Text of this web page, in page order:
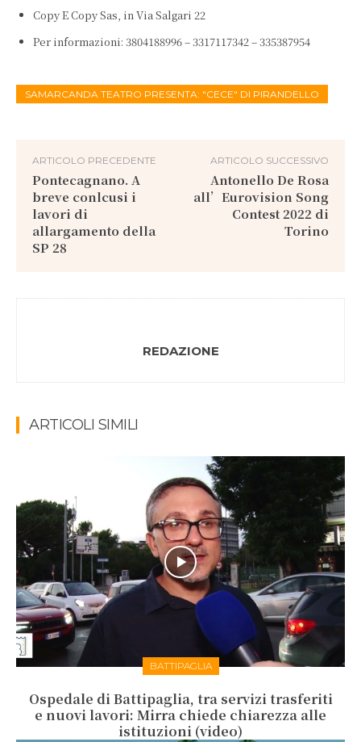
Copy E Copy Sas, in Via Salgari 22
Per informazioni: 3804188996 – 3317117342 – 335387954
SAMARCANDA TEATRO PRESENTA: "CECE" DI PIRANDELLO
ARTICOLO PRECEDENTE
Pontecagnano. A
breve conlcusi i
lavori di
allargamento della
SP 28
ARTICOLO SUCCESSIVO
Antonello De Rosa
all’Eurovision Song
Contest 2022 di
Torino
REDAZIONE
ARTICOLI SIMILI
BATTIPAGLIA
Ospedale di Battipaglia, tra servizi trasferiti
e nuovi lavori: Mirra chiede chiarezza alle
istituzioni (video)